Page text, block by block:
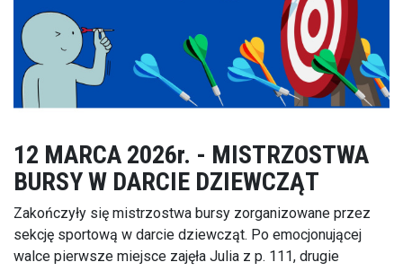
12 MARCA 2026r. - MISTRZOSTWA
BURSY W DARCIE DZIEWCZĄT
Zakończyły się mistrzostwa bursy zorganizowane przez
sekcję sportową w darcie dziewcząt. Po emocjonującej
walce pierwsze miejsce zajęła Julia z p. 111, drugie